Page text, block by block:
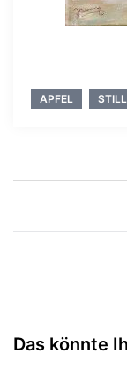
APFEL
Das könnte